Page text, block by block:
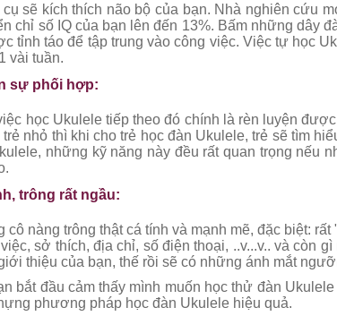
sẽ kích thích não bộ của bạn. Nhà nghiên cứu
chỉ số IQ của bạn lên đến 13%. Bấm những dây
tỉnh táo để tập trung vào công việc. Việc tự học
vài tuần.
sự phối hợp:
học Ukulele tiếp theo đó chính là rèn luyện
nhỏ thì khi cho trẻ học đàn Ukulele, trẻ sẽ tìm
những kỹ năng này đều rất quan trọng nếu
trông rất ngầu:
nàng trông thật cá tính và mạnh mẽ, đặc biệt:
sở thích, địa chỉ, số điện thoại, ..v...v.. và còn
thiệu của bạn, thế rồi sẽ có những ánh mắt
bắt đầu cảm thấy mình muốn học thử đàn
phương pháp học đàn Ukulele hiệu quả.